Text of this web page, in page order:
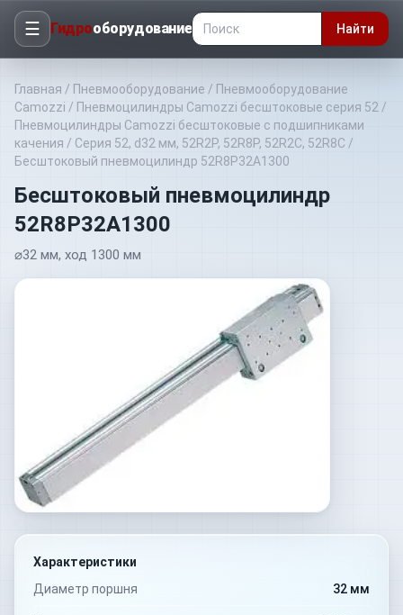
☰ Гидрооборудование Найти
Главная / Пневмооборудование / Пневмооборудование
Camozzi / Пневмоцилиндры Camozzi бесштоковые серия 52 /
Пневмоцилиндры Camozzi бесштоковые с подшипниками
качения / Серия 52, d32 мм, 52R2P, 52R8P, 52R2C, 52R8C /
Бесштоковый пневмоцилиндр 52R8P32A1300
Бесштоковый пневмоцилиндр
52R8P32A1300
⌀32 мм, ход 1300 мм
Характеристики
Диаметр поршня
32 мм